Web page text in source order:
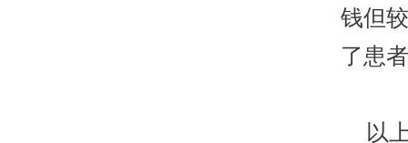
钱但
了患
以上